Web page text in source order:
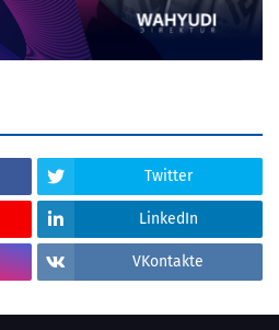
Twitter
LinkedIn
VKontakte